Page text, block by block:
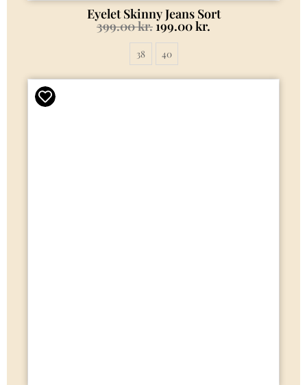
Eyelet Skinny Jeans Sort
399.00kr. 199.00kr.
38 40